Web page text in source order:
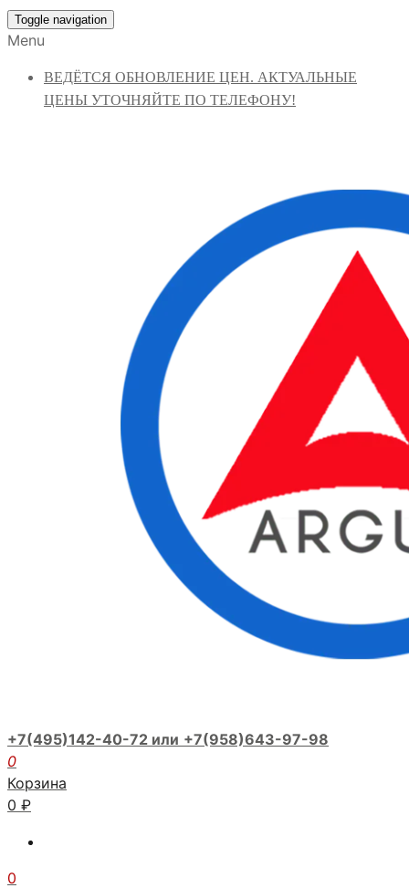
Toggle navigation
Menu
ВЕДЁТСЯ ОБНОВЛЕНИЕ ЦЕН. АКТУАЛЬНЫЕ
ЦЕНЫ УТОЧНЯЙТЕ ПО ТЕЛЕФОНУ!
+7(495)142-40-72 или +7(958)643-97-98
0
Корзина
0 ₽
0